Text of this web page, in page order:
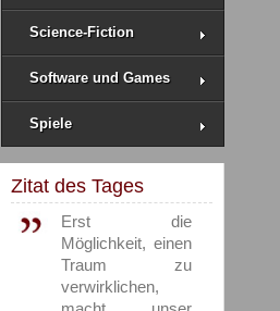
Science-Fiction
Software und Games
Spiele
Zitat des Tages
Erst die
Möglichkeit, einen
Traum zu
verwirklichen,